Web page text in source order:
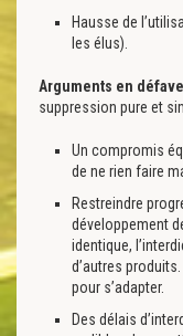
Hausse de
les élus).
Arguments en
suppression pure et
Un compromis
de ne rien faire
Restreindre
développement
identique,
d’autres
pour s’adapter.
Des délais